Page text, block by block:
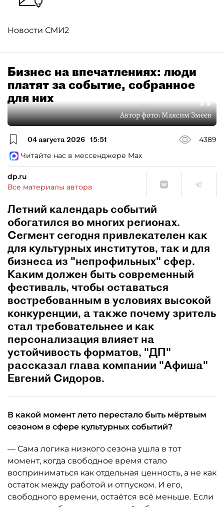
Новости СМИ2
Бизнес на впечатлениях: люди
платят за событие, собранное
для них
Автор фото:Максим Змеев
04 августа 2026 15:51
4389
Читайте нас в мессенджере Max
dp.ru
Все материалы автора
Летний календарь событий
обогатился во многих регионах.
Сегмент сегодня привлекателен как
для культурных институтов, так и для
бизнеса из "непрофильных" сфер.
Каким должен быть современный
фестиваль, чтобы оставаться
востребованным в условиях высокой
конкуренции, а также почему зритель
стал требовательнее и как
персонализация влияет на
устойчивость форматов, "ДП"
рассказал глава компании "Афиша"
Евгений Сидоров.
В какой момент лето перестало быть мёртвым
сезоном в сфере культурных событий?
— Сама логика низкого сезона ушла в тот
момент, когда свободное время стало
восприниматься как отдельная ценность, а не как
остаток между работой и отпуском. И его,
свободного времени, остаётся всё меньше. Если